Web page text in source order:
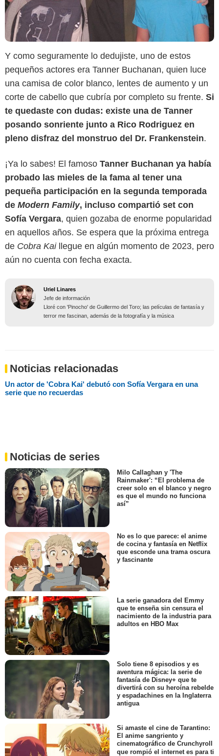
Y como seguramente lo dedujiste, uno de estos
pequeños actores era Tanner Buchanan, quien luce
una camisa de color blanco, lentes de aumento y un
corte de cabello que cubría por completo su frente. Si
te quedaste con dudas: existe una de Tanner
posando sonriente junto a Rico Rodriguez en
pleno disfraz del monstruo del Dr. Frankenstein.
¡Ya lo sabes! El famoso Tanner Buchanan ya había
probado las mieles de la fama al tener una
pequeña participación en la segunda temporada
de Modern Family, incluso compartió set con
Sofía Vergara, quien gozaba de enorme popularidad
en aquellos años. Se espera que la próxima entrega
de Cobra Kaillegue en algún momento de 2023, pero
aún no cuenta con fecha exacta.
Uriel Linares
Jefe de información
Lloré con 'Pinocho' de Guillermo del Toro; las películas de fantasía y
terror me fascinan, además de la fotografía y la música
Noticias relacionadas
Un actor de 'Cobra Kai' debutó con Sofía Vergara en una
serie que no recuerdas
Noticias de series
Milo Callaghan y 'The
Rainmaker': “El problema de
creer solo en el blanco y negro
es que el mundo no funciona
así”
No es lo que parece: el anime
de cocina y fantasía en Netflix
que esconde una trama oscura
y fascinante
La serie ganadora del Emmy
que te enseña sin censura el
nacimiento de la industria para
adultos en HBO Max
Solo tiene 8 episodios y es
aventura mágica: la serie de
fantasía de Disney+ que te
divertirá con su heroína rebelde
y espadachines en la Inglaterra
antigua
Si amaste el cine de Tarantino:
El anime sangriento y
cinematográfico de Crunchyroll
que rompió el internet es para ti